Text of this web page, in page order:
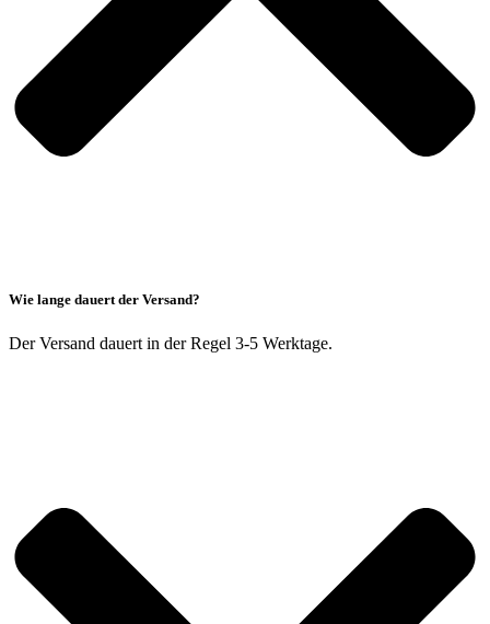
Wie lange dauert der Versand?
Der Versand dauert in der Regel 3-5 Werktage.